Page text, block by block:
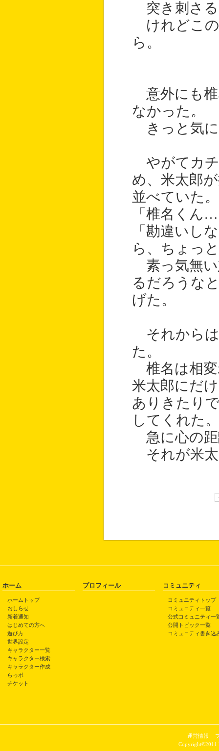
突き刺さる
けれどこの
ら。
意外にも椎
なかった。
きっと気
やがてカチ
め、米太郎
並べていた。
「椎名くん
「勘違いし
ら、ちょっ
素っ気無い
るだろうな
げた。
それからは
た。
椎名は相変
米太郎にだ
ありきたり
してくれた。
急に心の距
それが米太
ホーム
ホームトップ
おしらせ
新着通知
はじめての方へ
遊び方
世界設定
キャラクター一覧
キャラクター検索
キャラクター作成
らっポ
チケット
プロフィール コミュニティ
コミュニティトップ
コミュニティ一覧
公式コミュニティ一
公開トピック一覧
コミュニティ書き込
運営情報
Copyright©2011